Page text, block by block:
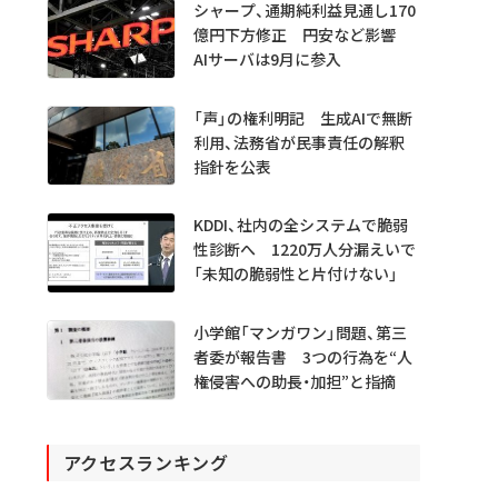
シャープ、通期純利益見通し170
億円下方修正 円安など影響
AIサーバは9月に参入
「声」の権利明記 生成AIで無断
利用、法務省が民事責任の解釈
指針を公表
KDDI、社内の全システムで脆弱
性診断へ 1220万人分漏えいで
「未知の脆弱性と片付けない」
小学館「マンガワン」問題、第三
者委が報告書 3つの行為を“人
権侵害への助長・加担”と指摘
アクセスランキング